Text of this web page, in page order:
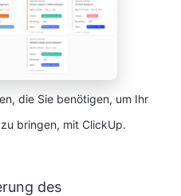
die Sie benötigen, um Ihr
bringen, mit ClickUp.
des